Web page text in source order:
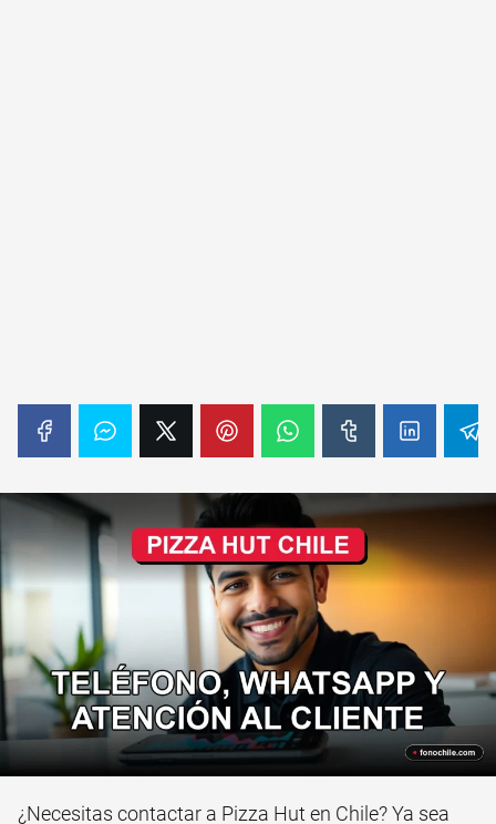
¿Necesitas contactar a Pizza Hut en Chile? Ya sea